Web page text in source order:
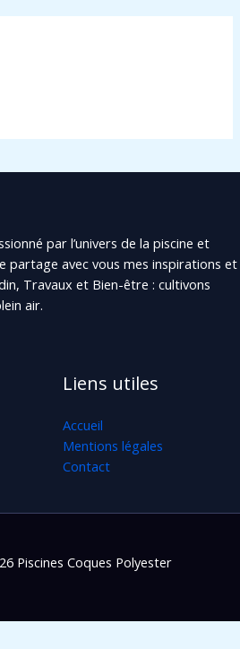
par l’univers de la piscine et
partage avec vous mes inspirations et
Travaux et Bien-être : cultivons
air.
Liens utiles
Accueil
Mentions légales
Contact
Piscines Coques Polyester